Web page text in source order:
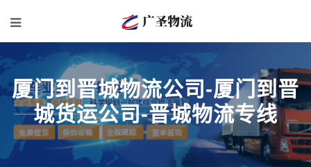
厦门到晋城物流公司-厦门到晋
城货运公司-晋城物流专线